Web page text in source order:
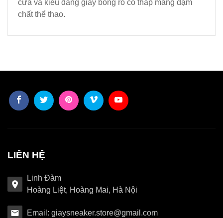
cưa và kiểu dáng giày bóng rổ cổ thấp mang đậm
chất thể thao.
LIÊN HỆ
Linh Đàm
Hoàng Liệt, Hoàng Mai, Hà Nội
Email: giaysneaker.store@gmail.com